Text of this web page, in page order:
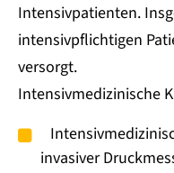
Intensivpatienten.
intensivpflichtigen
versorgt.
Intensivmedizinische
invasiver